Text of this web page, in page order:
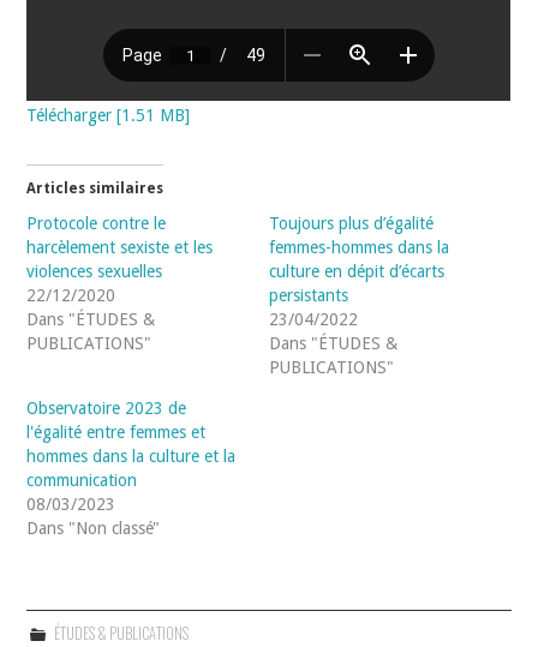
Télécharger [1.51 MB]
Articles similaires
Protocole contre le
harcèlement sexiste et les
violences sexuelles
22/12/2020
Dans "ÉTUDES &
PUBLICATIONS"
Toujours plus d’égalité
femmes-hommes dans la
culture en dépit d’écarts
persistants
23/04/2022
Dans "ÉTUDES &
PUBLICATIONS"
Observatoire 2023 de
l'égalité entre femmes et
hommes dans la culture et la
communication
08/03/2023
Dans "Non classé"
ÉTUDES & PUBLICATIONS